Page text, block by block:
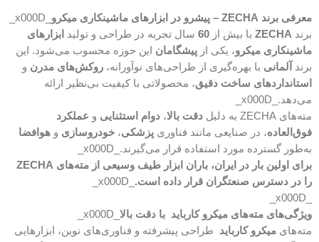
معرفی برند ZECHA – پیشرو در ابزارهای ماشینکاری میکرو
برند ZECHA با بیش از 60 سال تجربه در طراحی و تولید ابزارهای
ماشینکاری میکرو، یکی از پیشگامان این حوزه محسوب می‌شود. این
برند
آلمانی با بهره‌گیری از طراحی‌های نوآورانه، روکش‌های مدرن و
استانداردهای ساخت دقیق، محصولاتی با کیفیت بی‌نظیر ارائه
می‌دهد._x000D_
مته‌های ZECHA به دلیل
دقت بالا، دوام استثنایی و عملکرد
فوق‌العاده، در صنایعی مانند فناوری پزشکی، خودروسازی و هوافضا
به‌طور گسترده مورد استفاده قرار می‌گیرند._x000D_
برای اولین بار در ایران، باران ابزار طیف وسیعی از مته‌های ZECHA
را در دسترس صنعتگران قرار داده است.
ویژگی‌های مته‌های میکرو کارباید با دقت بالا
مته‌های میکرو کارباید
طراحی پیشرفته و فناوری‌های نوین، ابزارهایی